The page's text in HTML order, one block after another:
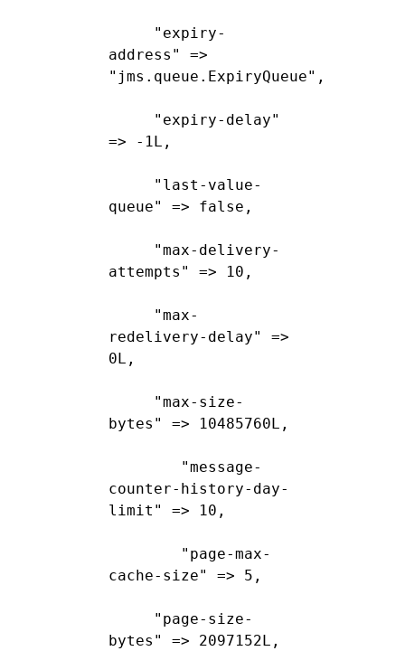
"expiry-
address" =>
"jms.queue.ExpiryQueue",
"expiry-delay"
=> -1L,
"last-value-
queue" => false,
"max-delivery-
attempts" => 10,
"max-
redelivery-delay" =>
0L,
"max-size-
bytes" => 10485760L,
counter-history-day-
limit" => 10,
cache-size" => 5,
"page-size-
bytes" => 2097152L,